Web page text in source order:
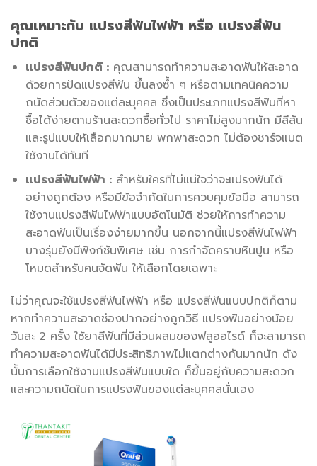
คุณเหมาะกับ แปรงสีฟันไฟฟ้า หรือ แปรงสีฟัน
ปกติ
แปรงสีฟันปกติ :คุณสามารถทำความสะอาดฟันให้สะอาด
ด้วยการปัดแปรงสีฟัน ขึ้นลงซ้ำ ๆ หรือตามเทคนิคความ
ถนัดส่วนตัวของแต่ละบุคคล ซึ่งเป็นประเภทแปรงสีฟันที่หา
ซื้อได้ง่ายตามร้านสะดวกซื้อทั่วไป ราคาไม่สูงมากนัก มีสีสัน
และรูปแบบให้เลือกมากมาย พกพาสะดวก ไม่ต้องชาร์จแบต
ใช้งานได้ทันที
แปรงสีฟันไฟฟ้า :สำหรับใครที่ไม่แน่ใจว่าจะแปรงฟันได้
อย่างถูกต้อง หรือมีข้อจำกัดในการควบคุมข้อมือ สามารถ
ใช้งานแปรงสีฟันไฟฟ้าแบบอัตโนมัติ ช่วยให้การทำความ
สะอาดฟันเป็นเรื่องง่ายมากขึ้น นอกจากนี้แปรงสีฟันไฟฟ้า
บางรุ่นยังมีฟังก์ชันพิเศษ เช่น การกำจัดคราบหินปูน หรือ
โหมดสำหรับคนจัดฟัน ให้เลือกโดยเฉพาะ
ไม่ว่าคุณจะใช้แปรงสีฟันไฟฟ้า หรือ แปรงสีฟันแบบปกติก็ตาม
หากทำความสะอาดช่องปากอย่างถูกวิธี แปรงฟันอย่างน้อย
วันละ 2 ครั้ง ใช้ยาสีฟันที่มีส่วนผสมของฟลูออไรด์ ก็จะสามารถ
ทำความสะอาดฟันได้มีประสิทธิภาพไม่แตกต่างกันมากนัก ดัง
นั้นการเลือกใช้งานแปรงสีฟันแบบใด ก็ขึ้นอยู่กับความสะดวก
และความถนัดในการแปรงฟันของแต่ละบุคคลนั่นเอง